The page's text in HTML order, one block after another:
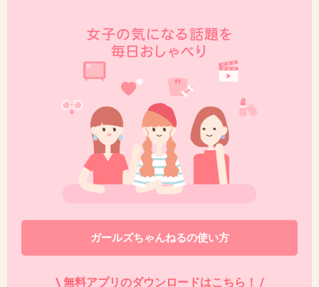
ブログおもしろすぎ！！w
ブックマークした！
2013/05/08(水) 09:46:08
男性同士の会話をきいたことあるけど子供産むとブカブカになる人の方が多い
話してた男が二人目つくったといったら（いろんな意味で）すげーといわれて
2013/05/08(水) 10:00:44
ガールズちゃんねるの使い方
\ 無料アプリのダウンロードはこちら！ /